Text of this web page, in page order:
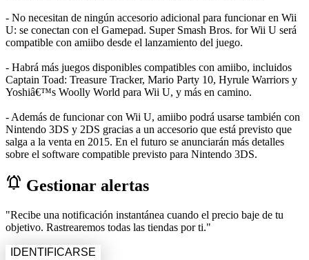
- No necesitan de ningún accesorio adicional para funcionar en Wii
U: se conectan con el Gamepad. Super Smash Bros. for Wii U será
compatible con amiibo desde el lanzamiento del juego.
- Habrá más juegos disponibles compatibles con amiibo, incluidos
Captain Toad: Treasure Tracker, Mario Party 10, Hyrule Warriors y
Yoshiâ€™s Woolly World para Wii U, y más en camino.
- Además de funcionar con Wii U, amiibo podrá usarse también con
Nintendo 3DS y 2DS gracias a un accesorio que está previsto que
salga a la venta en 2015. En el futuro se anunciarán más detalles
sobre el software compatible previsto para Nintendo 3DS.
notifications_active Gestionar alertas
"Recibe una notificación instantánea cuando el precio baje de tu
objetivo. Rastrearemos todas las tiendas por ti."
IDENTIFICARSE